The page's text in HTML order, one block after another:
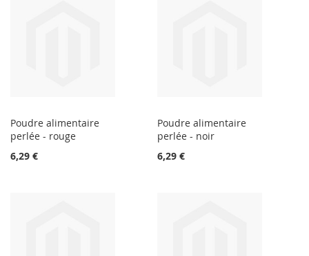
Poudre alimentaire
perlée - rouge
6,29 €
Poudre alimentaire
perlée - noir
6,29 €